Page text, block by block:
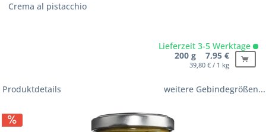
Crema al pistacchio
Lieferzeit 3-5 Werktage
200 g 7,95 €
39,80 € / 1 kg
Produktdetails weitere Gebindegrößen...